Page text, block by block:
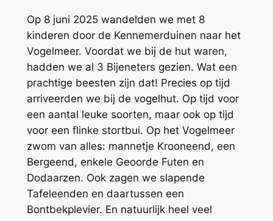
Op 8 juni 2025 wandelden we met 8
kinderen door de Kennemerduinen naar het
Vogelmeer. Voordat we bij de hut waren,
hadden we al 3 Bijeneters gezien. Wat een
prachtige beesten zijn dat! Precies op tijd
arriveerden we bij de vogelhut. Op tijd voor
een aantal leuke soorten, maar ook op tijd
voor een flinke stortbui. Op het Vogelmeer
zwom van alles: mannetje Krooneend, een
Bergeend, enkele Geoorde Futen en
Dodaarzen. Ook zagen we slapende
Tafeleenden en daartussen een
Bontbekplevier. En natuurlijk heel veel